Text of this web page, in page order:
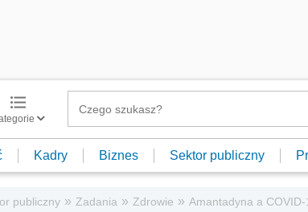
Kadry Biznes Sektor publiczny
publiczny » Zadania » Zdrowie » Amantadyna a